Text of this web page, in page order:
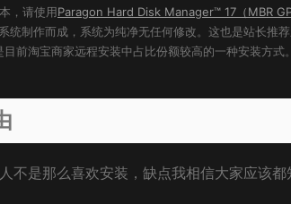
，请使用Paragon Hard Disk Manager™ 17（MBR
统制作而成，系统为纯净无任何修改。这也是站长推
前淘宝商家远程安装中占比份额较高的一种安装方
不是那么喜欢安装，缺点我相信大家应该都